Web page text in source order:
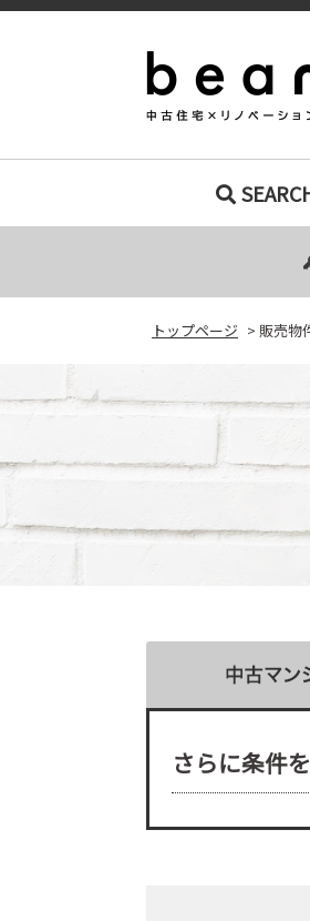
中古マンショ
中古一戸建
新築一戸建
土地
トップページ > 販売物
さらに条件